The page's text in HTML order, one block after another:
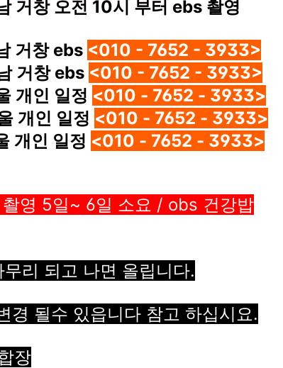
거창 오전 10시 부터 ebs 촬영
거창 ebs <010 - 7652 - 3933>
거창 ebs <010 - 7652 - 3933>
개인 일정 <010 - 7652 - 3933>
개인 일정 <010 - 7652 - 3933>
개인 일정 <010 - 7652 - 3933>
영 5일~ 6일 소요 / obs 건강밥
리 되고 나면 올립니다.
경 될수 있읍니다 참고 하십시요.
장